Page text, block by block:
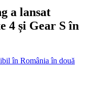
a lansat
4 și Gear S în
în România în două